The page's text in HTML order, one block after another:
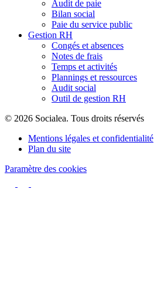
Audit de paie
Bilan social
Paie du service public
Gestion RH
Congés et absences
Notes de frais
Temps et activités
Plannings et ressources
Audit social
Outil de gestion RH
© 2026 Socialea. Tous droits réservés
Mentions légales et confidentialité
Plan du site
Paramètre des cookies